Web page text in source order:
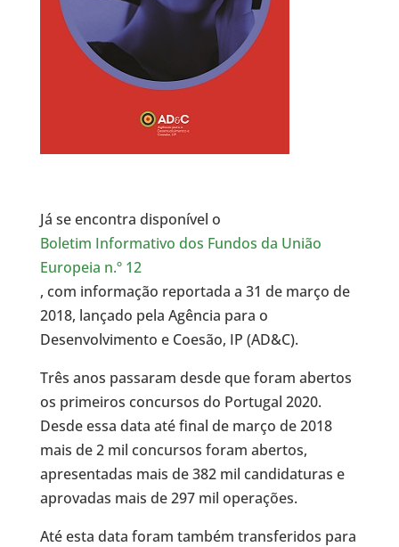
Já se encontra disponível o
Boletim Informativo dos Fundos da União
Europeia n.º 12
, com informação reportada a 31 de março de
2018, lançado pela Agência para o
Desenvolvimento e Coesão, IP (AD&C).
Três anos passaram desde que foram abertos
os primeiros concursos do Portugal 2020.
Desde essa data até final de março de 2018
mais de 2 mil concursos foram abertos,
apresentadas mais de 382 mil candidaturas e
aprovadas mais de 297 mil operações.
Até esta data foram também transferidos para